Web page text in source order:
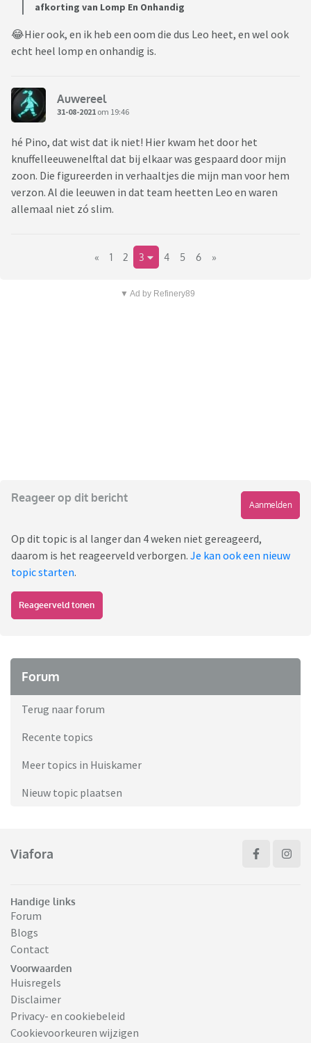
afkorting van Lomp En Onhandig
😂Hier ook, en ik heb een oom die dus Leo heet, en wel ook
echt heel lomp en onhandig is.
Auwereel
31-08-2021 om 19:46
hé Pino, dat wist dat ik niet! Hier kwam het door het
knuffelleeuwenelftal dat bij elkaar was gespaard door mijn
zoon. Die figureerden in verhaaltjes die mijn man voor hem
verzon. Al die leeuwen in dat team heetten Leo en waren
allemaal niet zó slim.
« 1 2 3 4 5 6 »
▼ Ad by Refinery89
Reageer op dit bericht
Aanmelden
Op dit topic is al langer dan 4 weken niet gereageerd,
daarom is het reageerveld verborgen. Je kan ook een nieuw
topic starten.
Reageerveld tonen
Forum
Terug naar forum
Recente topics
Meer topics in Huiskamer
Nieuw topic plaatsen
Viafora
Handige links
Forum
Blogs
Contact
Voorwaarden
Huisregels
Disclaimer
Privacy- en cookiebeleid
Cookievoorkeuren wijzigen